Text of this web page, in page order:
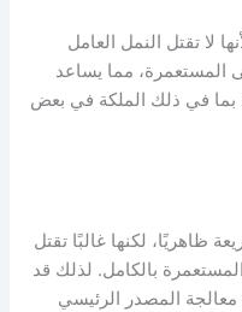
لا تقتل النمل العامل
المستعمرة، مما يساعد
بما في ذلك الملكة في بعض
ظاهريًا، لكنها غالبًا تقتل
بالكامل. لذلك قد
معالجة المصدر الرئيسي